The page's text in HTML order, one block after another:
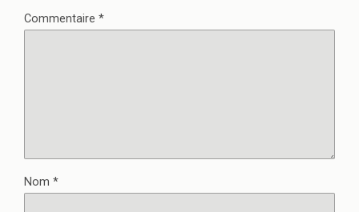
Commentaire *
Nom *